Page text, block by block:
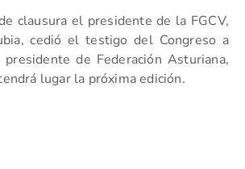
clausura el presidente de la FGCV,
cedió el testigo del Congreso a
de Federación Asturiana,
lugar la próxima edición.